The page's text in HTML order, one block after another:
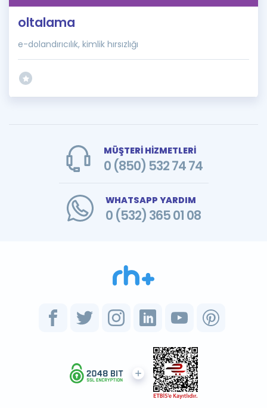
İngilizce Gramer
oltalama
e-dolandırıcılık, kimlik hırsızlığı
MÜŞTERİ HİZMETLERİ
0 (850) 532 74 74
WHATSAPP YARDIM
0 (532) 365 01 08